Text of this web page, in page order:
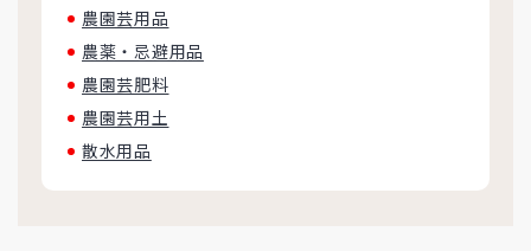
農園芸用品
農薬・忌避用品
農園芸肥料
農園芸用土
散水用品